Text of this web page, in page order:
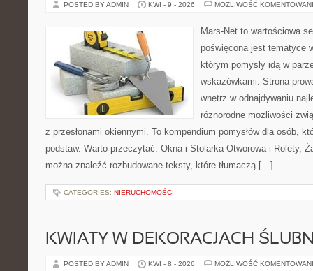
POSTED BY ADMIN KWI - 9 - 2026 MOŻLIWOŚĆ
Mars-Net to wartościowa
poświęcona jest tematyce
którym pomysły idą w
wskazówkami. Strona
wnętrz w odnajdywaniu
różnorodne możliwości
z przesłonami okiennymi. To kompendium pomysłów dla osób,
podstaw. Warto przeczytać: Okna i Stolarka Otworowa i Rolety,
można znaleźć rozbudowane teksty, które tłumaczą […]
CATEGORIES: NIERUCHOMOŚCI
KWIATY W DEKORACJACH
POSTED BY ADMIN KWI - 8 - 2026 MOŻLIWOŚĆ